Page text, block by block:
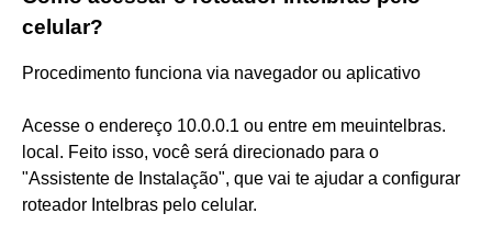
celular?
Procedimento funciona via navegador ou aplicativo
Acesse o endereço 10.0.0.1 ou entre em meuintelbras.
local. Feito isso, você será direcionado para o
"Assistente de Instalação", que vai te ajudar a configurar
roteador Intelbras pelo celular.